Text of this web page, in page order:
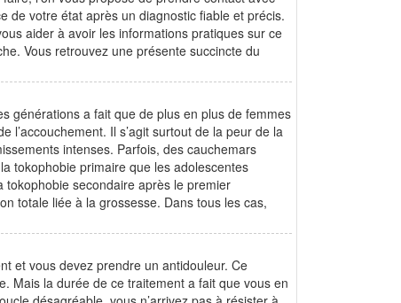
de votre état après un diagnostic fiable et précis.
aider à avoir les informations pratiques sur ce
Vous retrouvez une présente succincte du
générations a fait que de plus en plus de femmes
l’accouchement. Il s’agit surtout de la peur de la
intenses. Parfois, des cauchemars
tokophobie primaire que les adolescentes
tokophobie secondaire après le premier
totale liée à la grossesse. Dans tous les cas,
et vous devez prendre un antidouleur. Ce
Mais la durée de ce traitement a fait que vous en